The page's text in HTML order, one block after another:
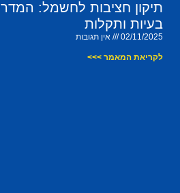
תיקון חציבות לחשמל:
בעיות ותקלות
02/11/2025 אין תגובות
לקריאת המאמר >>>